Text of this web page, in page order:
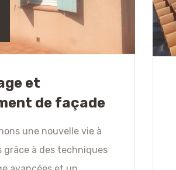
et
de façade
une nouvelle vie à
grâce à des techniques